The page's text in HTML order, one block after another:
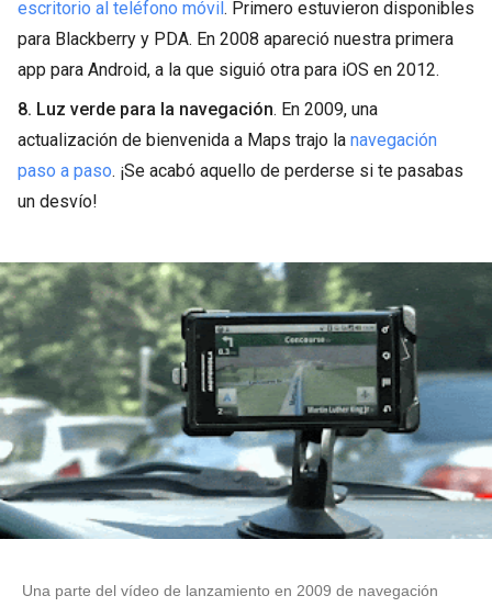
escritorio al teléfono móvil. Primero estuvieron disponibles
para Blackberry y PDA. En 2008 apareció nuestra primera
app para Android, a la que siguió otra para iOS en 2012.
8. Luz verde para la navegación. En 2009, una
actualización de bienvenida a Maps trajo la navegación
paso a paso. ¡Se acabó aquello de perderse si te pasabas
un desvío!
Una parte del vídeo de lanzamiento en 2009 de navegación